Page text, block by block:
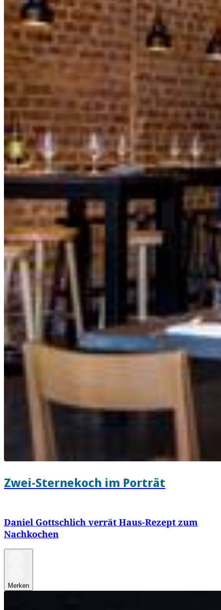
Zwei-Sternekoch im Porträt
Daniel Gottschlich verrät Haus-Rezept zum
Nachkochen
Merken